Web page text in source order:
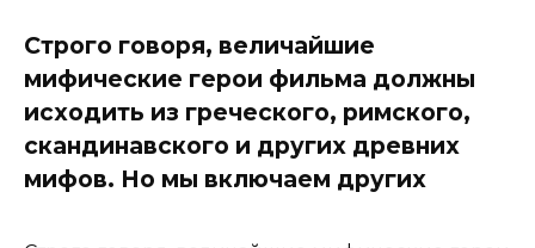
Строго говоря, величайшие
мифические герои фильма должны
исходить из греческого, римского,
скандинавского и других древних
мифов. Но мы включаем других